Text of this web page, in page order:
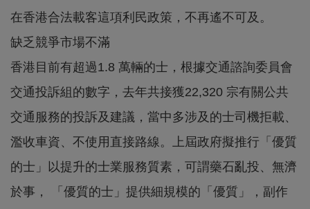
在香港合法載客這項利民政策，不再遙不可及。
缺乏競爭市場不滿
香港目前有超過1.8 萬輛的士，根據交通諮詢委員會
交通投訴組的數字，去年共接獲22,320 宗有關公共
交通服務的投訴及建議，當中多涉及的士司機拒載、
濫收車資、不使用直接路線。上屆政府擬推行「優質
的士」以提升的士業服務質素，可謂藥石亂投、無濟
於事， 「優質的士」提供細規模的「優質」，副作